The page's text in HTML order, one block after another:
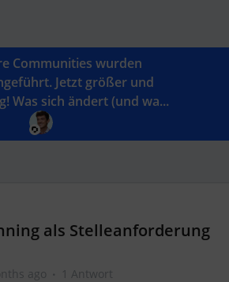
Communities wurden
Jetzt größer und
Was sich ändert (und wa...
als Stelleanforderung
ago 1 Antwort